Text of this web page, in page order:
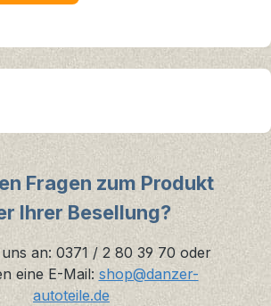
Fragen zum Produkt
Ihrer Besellung?
an: 0371 / 2 80 39 70 oder
eine E-Mail: shop@danzer-
autoteile.de